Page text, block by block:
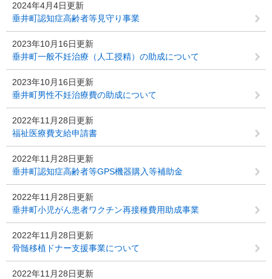
2024年4月4日更新
垂井町認知症高齢者等見守り事業
2023年10月16日更新
垂井町一般不妊治療（人工授精）の助成について
2023年10月16日更新
垂井町男性不妊治療費の助成について
2022年11月28日更新
福祉医療費支給申請書
2022年11月28日更新
垂井町認知症高齢者等GPS機器購入等補助金
2022年11月28日更新
垂井町小児がん患者ワクチン再接種費用助成事業
2022年11月28日更新
骨髄移植ドナー支援事業について
2022年11月28日更新